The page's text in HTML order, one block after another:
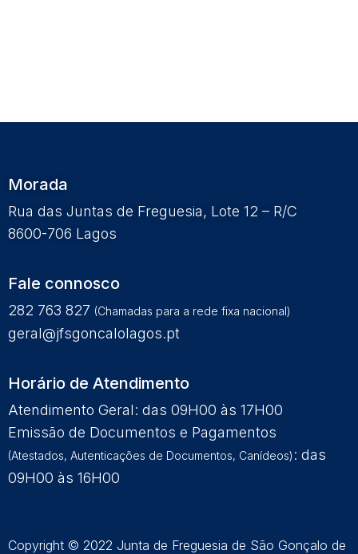
Morada
Rua das Juntas de Freguesia, Lote 12 – R/C
8600-706 Lagos
Fale connosco
282 763 827 (Chamadas para a rede fixa nacional)
geral@jfsgoncalolagos.pt
Horário de Atendimento
Atendimento Geral: das 09H00 às 17H00
Emissão de Documentos e Pagamentos
(Atestados, Autenticações de Documentos, Canídeos) : das
09H00 às 16H00
Copyright © 2022 Junta de Freguesia de São Gonçalo de